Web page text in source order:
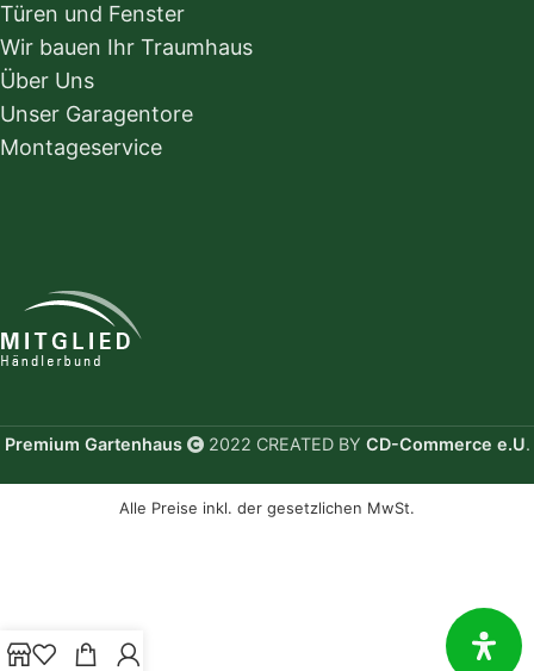
Türen und Fenster
Wir bauen Ihr Traumhaus
Über Uns
Unser Garagentore
Montageservice
Premium Gartenhaus 2022 CREATED BY CD-Commerce e.U.
Alle Preise inkl. der gesetzlichen MwSt.